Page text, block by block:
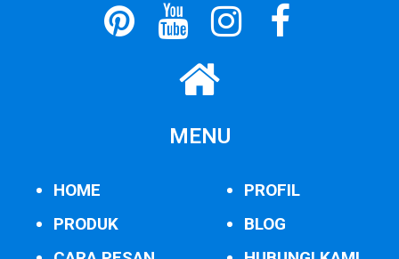
MENU
HOME
PRODUK
PROFIL
BLOG